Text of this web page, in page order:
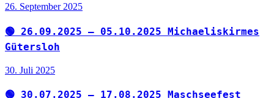
26. September 2025
🟢 26.09.2025 – 05.10.2025 Michaeliskirmes
Gütersloh
30. Juli 2025
🟢 30.07.2025 – 17.08.2025 Maschseefest